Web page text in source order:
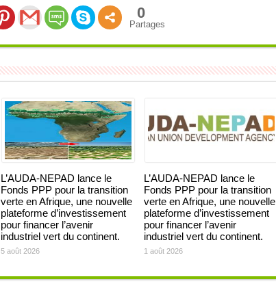
0
Partages
L’AUDA-NEPAD lance le
Fonds PPP pour la transition
verte en Afrique, une nouvelle
plateforme d’investissement
pour financer l’avenir
industriel vert du continent.
5 août 2026
L’AUDA-NEPAD lance le
Fonds PPP pour la transition
verte en Afrique, une nouvelle
plateforme d’investissement
pour financer l’avenir
industriel vert du continent.
1 août 2026